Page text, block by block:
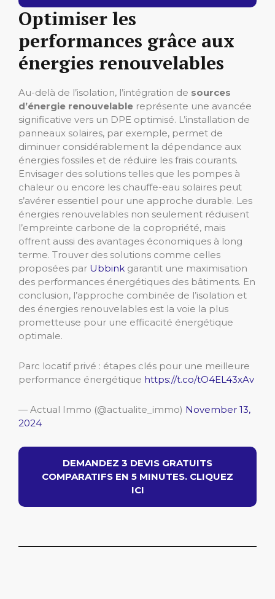
Optimiser les
performances grâce aux
énergies renouvelables
Au-delà de l’isolation, l’intégration de sources
d’énergie renouvelable représente une avancée
significative vers un DPE optimisé. L’installation de
panneaux solaires, par exemple, permet de
diminuer considérablement la dépendance aux
énergies fossiles et de réduire les frais courants.
Envisager des solutions telles que les pompes à
chaleur ou encore les chauffe-eau solaires peut
s’avérer essentiel pour une approche durable. Les
énergies renouvelables non seulement réduisent
l’empreinte carbone de la copropriété, mais
offrent aussi des avantages économiques à long
terme. Trouver des solutions comme celles
proposées par Ubbink garantit une maximisation
des performances énergétiques des bâtiments. En
conclusion, l’approche combinée de l’isolation et
des énergies renouvelables est la voie la plus
prometteuse pour une efficacité énergétique
optimale.
Parc locatif privé : étapes clés pour une meilleure
performance énergétique https://t.co/tO4EL43xAv
— Actual Immo (@actualite_immo) November 13,
2024
DEMANDEZ 3 DEVIS GRATUITS
COMPARATIFS EN 5 MINUTES. CLIQUEZ
ICI